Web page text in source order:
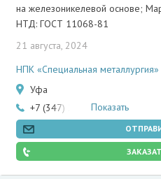
на железоникелевой основе;
НТД: ГОСТ 11068-81
21 августа, 2024
НПК «Специальная
Уфа
+7 (347) 200-83-47
Показать